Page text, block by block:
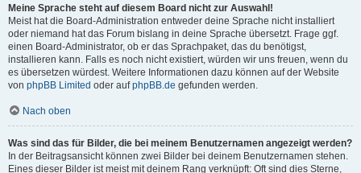
Meine Sprache steht auf diesem Board nicht zur Auswahl!
Meist hat die Board-Administration entweder deine Sprache nicht installiert
oder niemand hat das Forum bislang in deine Sprache übersetzt. Frage ggf.
einen Board-Administrator, ob er das Sprachpaket, das du benötigst,
installieren kann. Falls es noch nicht existiert, würden wir uns freuen, wenn du
es übersetzen würdest. Weitere Informationen dazu können auf der Website
von phpBB Limited oder aufphpBB.de gefunden werden.
Nach oben
Was sind das für Bilder, die bei meinem Benutzernamen angezeigt werden?
In der Beitragsansicht können zwei Bilder bei deinem Benutzernamen stehen.
Eines dieser Bilder ist meist mit deinem Rang verknüpft: Oft sind dies Sterne,